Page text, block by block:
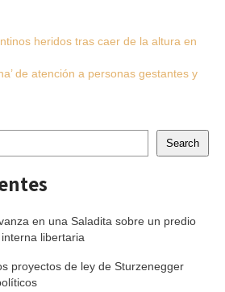
heridos tras caer de la altura en
de atención a personas gestantes y
Search
en una Saladita sobre un predio
libertaria
proyectos de ley de Sturzenegger